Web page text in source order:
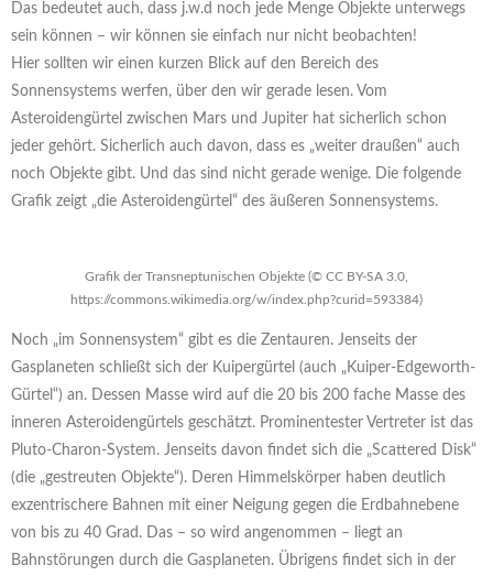
Das bedeutet auch, dass j.w.d noch jede Menge Objekte unterwegs
sein können – wir können sie einfach nur nicht beobachten!
Hier sollten wir einen kurzen Blick auf den Bereich des
Sonnensystems werfen, über den wir gerade lesen. Vom
Asteroidengürtel zwischen Mars und Jupiter hat sicherlich schon
jeder gehört. Sicherlich auch davon, dass es „weiter draußen“ auch
noch Objekte gibt. Und das sind nicht gerade wenige. Die folgende
Grafik zeigt „die Asteroidengürtel“ des äußeren Sonnensystems.
Grafik der Transneptunischen Objekte (© CC BY-SA 3.0,
https://commons.wikimedia.org/w/index.php?curid=593384)
Noch „im Sonnensystem“ gibt es die Zentauren. Jenseits der
Gasplaneten schließt sich der Kuipergürtel (auch „Kuiper-Edgeworth-
Gürtel“) an. Dessen Masse wird auf die 20 bis 200 fache Masse des
inneren Asteroidengürtels geschätzt. Prominentester Vertreter ist das
Pluto-Charon-System. Jenseits davon findet sich die „Scattered Disk“
(die „gestreuten Objekte“). Deren Himmelskörper haben deutlich
exzentrischere Bahnen mit einer Neigung gegen die Erdbahnebene
von bis zu 40 Grad. Das – so wird angenommen – liegt an
Bahnstörungen durch die Gasplaneten. Übrigens findet sich in der